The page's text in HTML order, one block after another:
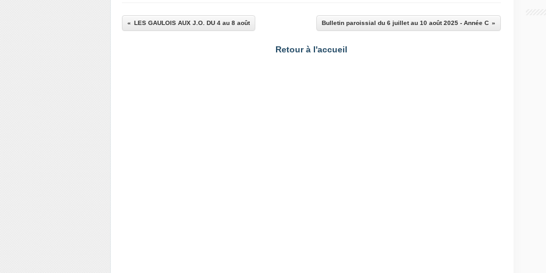
LES GAULOIS AUX J.O. DU 4 au 8 août Bulletin paroissial du 6 juillet au 10 août 2025 - Année C
Retour à l'accueil